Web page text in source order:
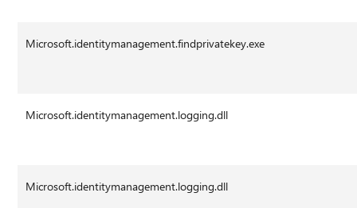
Microsoft.identitymanagement.findprivatekey.exe
Microsoft.identitymanagement.logging.dll
Microsoft.identitymanagement.logging.dll